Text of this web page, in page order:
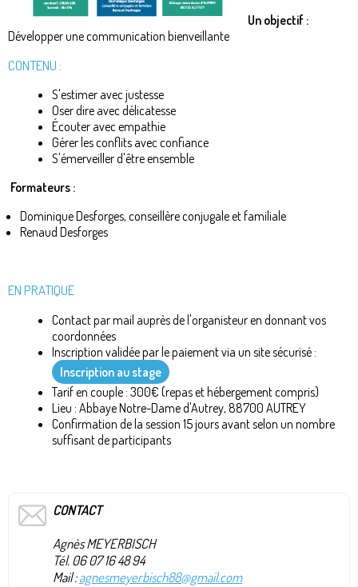
Un objectif :
Développer une communication bienveillante
CONTENU :
S'estimer avec justesse
Oser dire avec délicatesse
Écouter avec empathie
Gérer les conflits avec confiance
S'émerveiller d'être ensemble
Formateurs :
Dominique Desforges, conseillère conjugale et familiale
Renaud Desforges
EN PRATIQUE
Contact par mail auprès de l'organisteur en donnant vos
coordonnées
Inscription validée par le paiement via un site sécurisé :
Inscription au stage
Tarif en couple : 300€ (repas et hébergement compris)
Lieu : Abbaye Notre-Dame d'Autrey, 88700 AUTREY
Confirmation de la session 15 jours avant selon un nombre
suffisant de participants
CONTACT
Agnès MEYERBISCH
Tél. 06 07 16 48 94
Mail :agnesmeyerbisch88@gmail.com